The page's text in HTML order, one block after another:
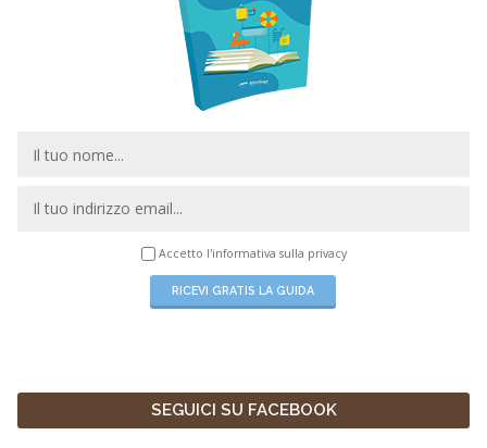
Accetto l'informativa sulla privacy
SEGUICI SU FACEBOOK